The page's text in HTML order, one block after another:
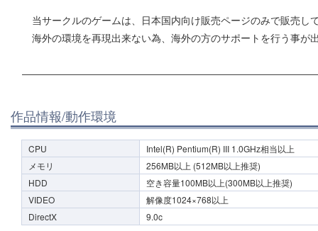
当サークルのゲームは、日本国内向け販売ページのみで販売し
海外の環境を再現出来ない為、海外の方のサポートを行う事が
作品情報/動作環境
CPU
Intel(R) Pentium(R) III 1.0GHz相当以上
メモリ
256MB以上 (512MB以上推奨)
HDD
空き容量100MB以上(300MB以上推奨)
VIDEO
解像度1024×768以上
DirectX
9.0c